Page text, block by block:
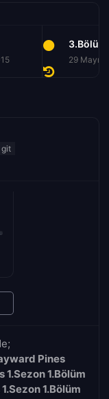
3.Bölüm
29 Mayıs
Pines
1.Bölüm
1.Bölüm